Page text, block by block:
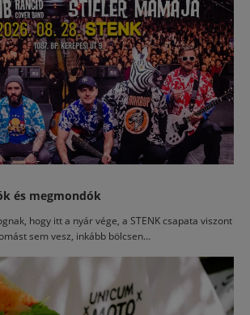
és megmondók
hogy itt a nyár vége, a STENK csapata viszont
sem vesz, inkább bölcsen...